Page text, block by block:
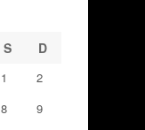
S D
1
2
8
9